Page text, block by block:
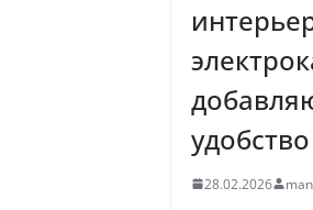
удобство
28.02.2026